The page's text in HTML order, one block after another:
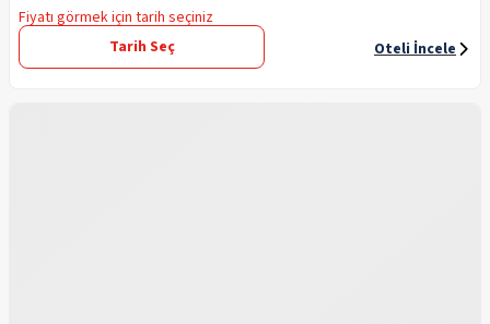
Fiyatı görmek için tarih seçiniz
Tarih Seç
Oteli İncele